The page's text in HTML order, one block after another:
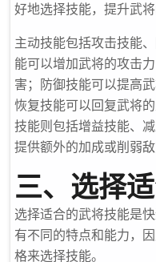
好地选择技能，提升武将
主动技能包括攻击技能
能可以增加武将的攻击
害；防御技能可以提高
恢复技能可以回复武将
技能则包括增益技能、
提供额外的加成或削弱敌
三、选择
选择适合的武将技能是
有不同的特点和能力，
格来选择技能。